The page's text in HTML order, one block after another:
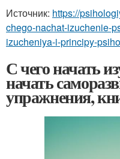
Источник: https://
chego-nachat-izuchenie-
izucheniya-i-principy-
С чего начать
начать
упражнения,